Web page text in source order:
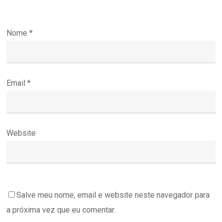
Nome*
Email*
Website
Salve meu nome, email e website neste navegador para
a próxima vez que eu comentar.